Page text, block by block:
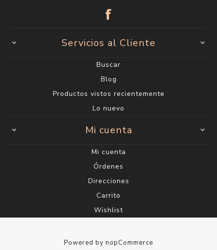
Servicios al Cliente
Buscar
Blog
Productos vistos recientemente
Lo nuevo
Mi cuenta
Mi cuenta
Órdenes
Direcciones
Carrito
Wishlist
Powered by nopCommerce